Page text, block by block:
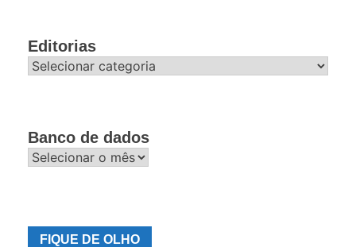
Editorias
Editorias
Banco de dados
Banco
FIQUE DE OLHO